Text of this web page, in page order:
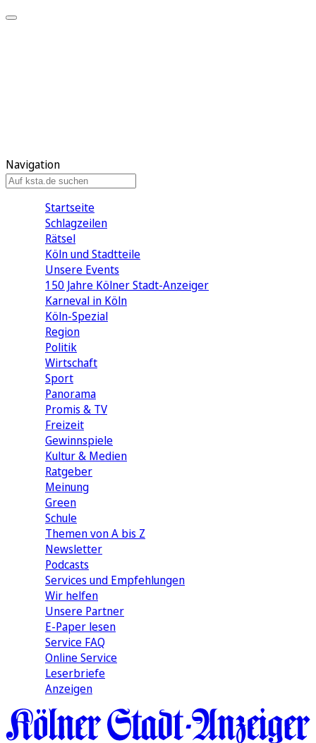
Navigation
Startseite
Schlagzeilen
Rätsel
Köln und Stadtteile
Unsere Events
150 Jahre Kölner Stadt-Anzeiger
Karneval in Köln
Köln-Spezial
Region
Politik
Wirtschaft
Sport
Panorama
Promis & TV
Freizeit
Gewinnspiele
Kultur & Medien
Ratgeber
Meinung
Green
Schule
Themen von A bis Z
Newsletter
Podcasts
Services und Empfehlungen
Wir helfen
Unsere Partner
E-Paper lesen
Service FAQ
Online Service
Leserbriefe
Anzeigen